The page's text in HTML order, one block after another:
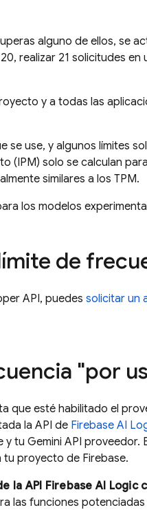
alguno de ellos, se
realizar 21 solicitudes
y a todas las
se use, y algunos límites
(IPM) solo se calculan
similares a los TPM.
los modelos
de
API, puedes solicitar un
"por
que esté habilitado el
la API de Firebase AI
y tu Gemini API proveedor.
tu proyecto de Firebase.
la API Firebase AI Logic
las funciones